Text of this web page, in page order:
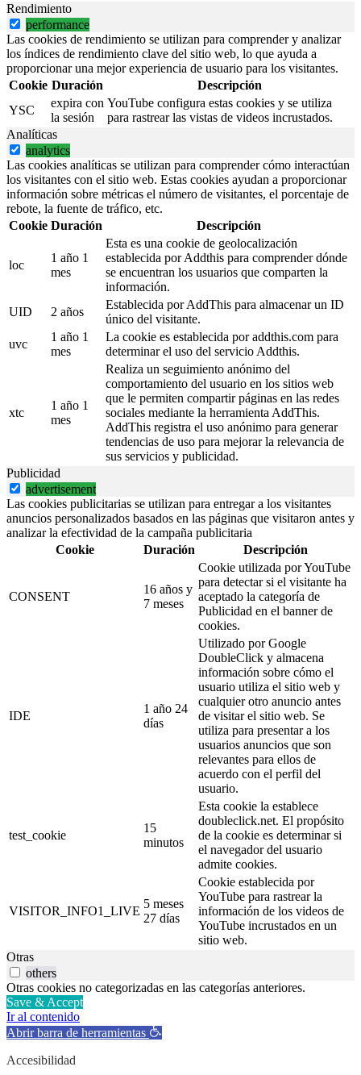
Rendimiento
performance
Las cookies de rendimiento se utilizan para comprender y analizar
los índices de rendimiento clave del sitio web, lo que ayuda a
proporcionar una mejor experiencia de usuario para los visitantes.
Cookie Duración
Descripción
YSC
expira con
la sesión
YouTube configura estas cookies y se utiliza
para rastrear las vistas de videos incrustados.
Analíticas
analytics
Las cookies analíticas se utilizan para comprender cómo interactúan
los visitantes con el sitio web. Estas cookies ayudan a proporcionar
información sobre métricas el número de visitantes, el porcentaje de
rebote, la fuente de tráfico, etc.
Cookie Duración Descripción
loc
1 año 1
mes
Esta es una cookie de geolocalización
establecida por Addthis para comprender dónde
se encuentran los usuarios que comparten la
información.
UID
2 años
Establecida por AddThis para almacenar un ID
único del visitante.
uvc
1 año 1
mes
La cookie es establecida por addthis.com para
determinar el uso del servicio Addthis.
xtc
1 año 1
mes
Realiza un seguimiento anónimo del
comportamiento del usuario en los sitios web
que le permiten compartir páginas en las redes
sociales mediante la herramienta AddThis.
AddThis registra el uso anónimo para generar
tendencias de uso para mejorar la relevancia de
sus servicios y publicidad.
Publicidad
advertisement
Las cookies publicitarias se utilizan para entregar a los visitantes
anuncios personalizados basados en las páginas que visitaron antes y
analizar la efectividad de la campaña publicitaria
Cookie
Duración Descripción
CONSENT
16 años y
7 meses
Cookie utilizada por YouTube
para detectar si el visitante ha
aceptado la categoría de
Publicidad en el banner de
cookies.
IDE
1 año 24
días
Utilizado por Google
DoubleClick y almacena
información sobre cómo el
usuario utiliza el sitio web y
cualquier otro anuncio antes
de visitar el sitio web. Se
utiliza para presentar a los
usuarios anuncios que son
relevantes para ellos de
acuerdo con el perfil del
usuario.
test_cookie
15
minutos
Esta cookie la establece
doubleclick.net. El propósito
de la cookie es determinar si
el navegador del usuario
admite cookies.
VISITOR_INFO1_LIVE
5 meses
27 días
Cookie establecida por
YouTube para rastrear la
información de los videos de
YouTube incrustados en un
sitio web.
Otras
others
Otras cookies no categorizadas en las categorías anteriores.
Save & Accept
Ir al contenido
Abrir barra de herramientas
Accesibilidad